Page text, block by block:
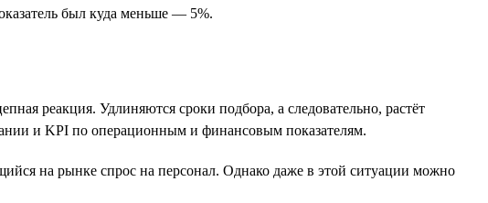
был куда меньше — 5%.
реакция. Удлиняются сроки подбора, а следовательно, растёт
и KPI по операционным и финансовым показателям.
на рынке спрос на персонал. Однако даже в этой ситуации можно